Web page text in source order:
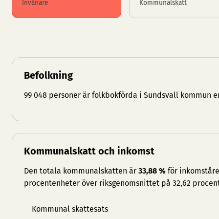
Invånare Kommunalskatt
Befolkning
99 048 personer är folkbokförda i Sundsvall kommun
Kommunalskatt och inkomst
Den totala kommunalskatten är 33,88 % för
procentenheter över riksgenomsnittet på 32,62
Kommunal skattesats